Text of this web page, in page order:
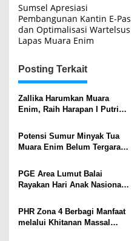
pos
Sumsel Apresiasi
Pembangunan Kantin E-Pas
dan Optimalisasi Wartelsus
Lapas Muara Enim
Posting Terkait
Zallika Harumkan Muara
Enim, Raih Harapan I Putri
Potensi Sumur Minyak Tua
Muara Enim Belum Tergarap
PGE Area Lumut Balai
Rayakan Hari Anak Nasional
ke Siswa SD
PHR Zona 4 Berbagi Manfaat
melalui Khitanan Massal